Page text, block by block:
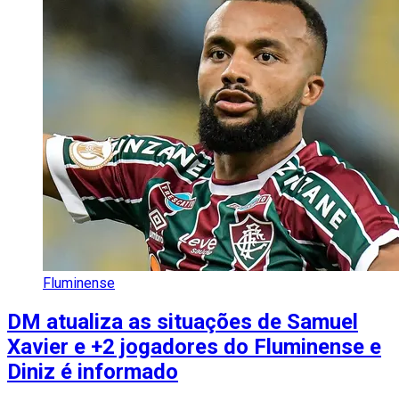
Fluminense
DM atualiza as situações de Samuel
Xavier e +2 jogadores do Fluminense e
Diniz é informado